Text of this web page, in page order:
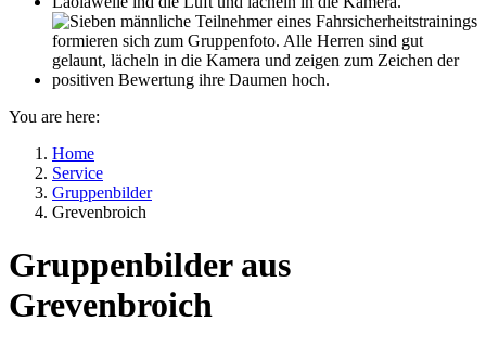
You are here:
Home
Service
Gruppenbilder
Grevenbroich
Gruppenbilder aus
Grevenbroich